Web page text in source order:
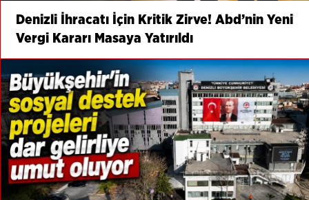
Denizli İhracatı İçin Kritik Zirve! Abd’nin Yeni
Vergi Kararı Masaya Yatırıldı